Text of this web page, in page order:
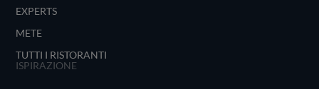
EXPERTS
METE
TUTTI I RISTORANTI
ISPIRAZIONE